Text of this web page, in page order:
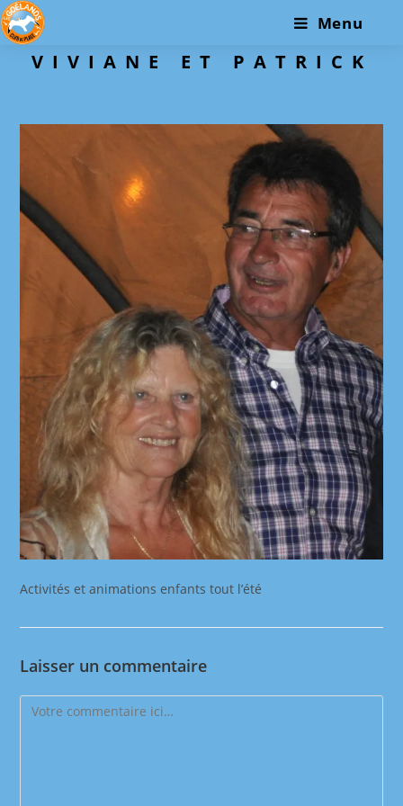
Skip
to
content
Menu
VIVIANE ET PATRICK
Activités et animations enfants tout l’été
Laisser un commentaire
Comment